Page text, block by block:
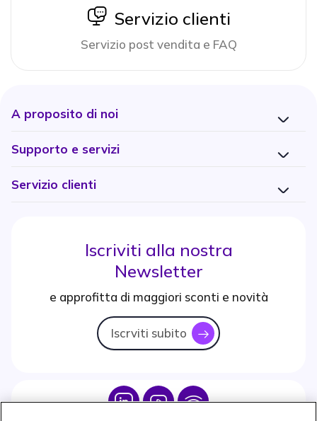
icon
Servizio clienti
Servizio post vendita e FAQ
A proposito di noi
Supporto e servizi
Servizio clienti
Iscriviti alla nostra
Newsletter
e approfitta di maggiori sconti e novità
Iscrviti subito icon
Icon IconIcon